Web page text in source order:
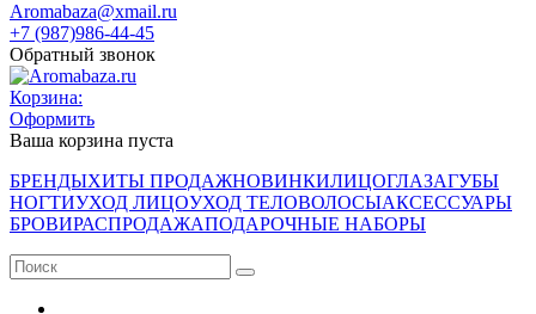
Aromabaza@xmail.ru
+7 (987)986-44-45
Обратный звонок
Корзина:
Оформить
Ваша корзина пуста
БРЕНДЫХИТЫ ПРОДАЖНОВИНКИЛИЦОГЛАЗАГУБЫ
НОГТИУХОД ЛИЦОУХОД ТЕЛОВОЛОСЫАКСЕССУАРЫ
БРОВИРАСПРОДАЖАПОДАРОЧНЫЕ НАБОРЫ